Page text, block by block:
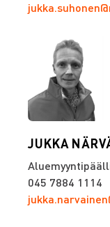
JUKKA
045 7884 1114